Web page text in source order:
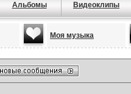
Альбомы Видеоклипы
Моя музыка